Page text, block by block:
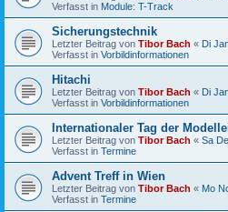
Verfasst in Module: T-Track
Sicherungstechnik
Letzter Beitrag von Tibor Bach « Di
Verfasst in Vorbildinformationen
Hitachi
Letzter Beitrag von Tibor Bach « Di
Verfasst in Vorbildinformationen
Internationaler Tag der
Letzter Beitrag von Tibor Bach « Sa
Verfasst in Termine
Advent Treff in Wien
Letzter Beitrag von Tibor Bach « Mo
Verfasst in Termine